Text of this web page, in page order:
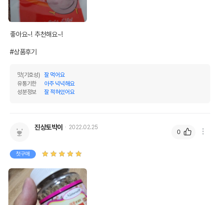
품명 및 모델명
제조국 또는 원산지
제조자,수입품의 경우
AS책임자와 전화번호
또는 소비자상담 관련
전화번호
좋아요~! 추천해요~!
#상품후기
맛(기호성)
잘 먹어요
유통기한
아주 넉넉해요
성분정보
잘 적혀있어요
진상토박이 2022.02.25
첫구매
0